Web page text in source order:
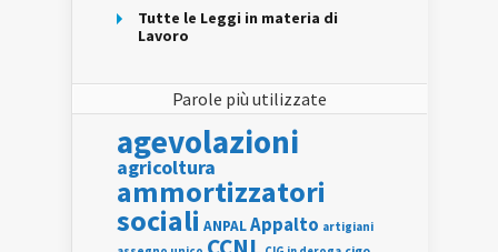
Tutte le Leggi in materia di
Lavoro
Parole più utilizzate
agevolazioni
agricoltura
ammortizzatori
sociali ANPALAppalto artigiani